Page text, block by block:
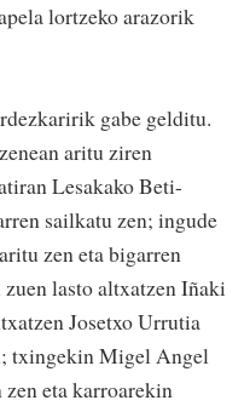
lortzeko arazorik
gabe gelditu.
aritu ziren
Lesakako Beti-
sailkatu zen; ingude
zen eta bigarren
lasto altxatzen Iñaki
Josetxo Urrutia
txingekin Migel Angel
eta karroarekin